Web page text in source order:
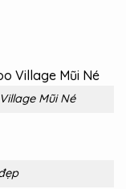
Mũi Né